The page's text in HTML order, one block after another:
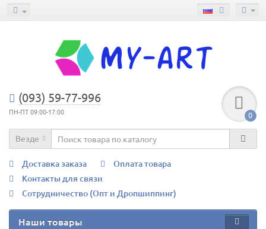
(093) 59-77-996
ПН-ПТ 09:00-17:00 0
Везде
Доставка заказа
Оплата товара
Контакты для связи
Сотрудничество (Опт и Дропшиппинг)
Наши товары